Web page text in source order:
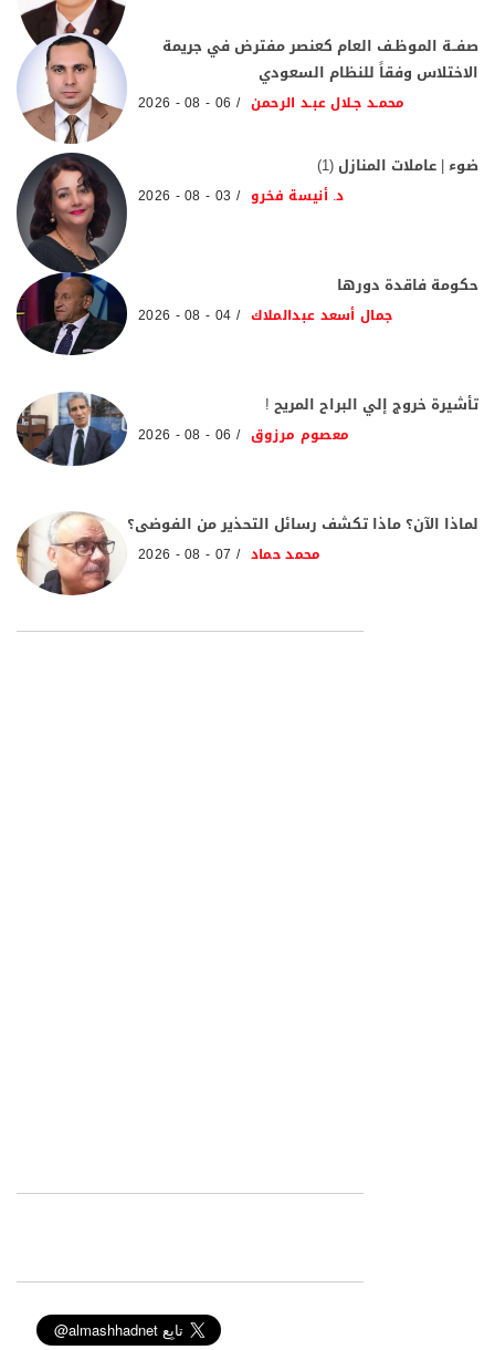
صفــة الموظـف العام كعنصر مفترض في جريمة
الاختلاس وفقاً للنظام السعودي
محمـد جـلال عبـد الرحمن 06 - 08 - 2026
ضوء | عاملات المنازل (1)
د. أنيسة فخرو 03 - 08 - 2026
حكومة فاقدة دورها
جمال أسعد عبدالملاك 04 - 08 - 2026
تأشيرة خروج إلي البراح المريح !
معصوم مرزوق 06 - 08 - 2026
لماذا الآن؟ ماذا تكشف رسائل التحذير من الفوضى؟
محمد حماد 07 - 08 - 2026